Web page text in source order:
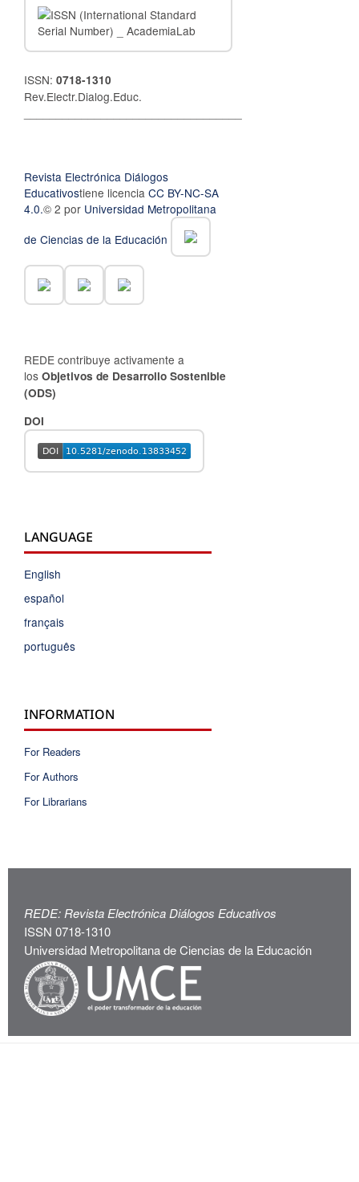
ISSN: 0718-1310
Rev.Electr.Dialog.Educ.
Revista Electrónica Diálogos
Educativostiene licencia CC BY-NC-SA
4.0.© 2 por Universidad Metropolitana
de Ciencias de la Educación
REDE contribuye activamente a
los Objetivos de Desarrollo Sostenible
(ODS)
DOI
LANGUAGE
English
español
français
português
INFORMATION
For Readers
For Authors
For Librarians
REDE: Revista Electrónica Diálogos Educativos
ISSN 0718-1310
Universidad Metropolitana de Ciencias de la Educación